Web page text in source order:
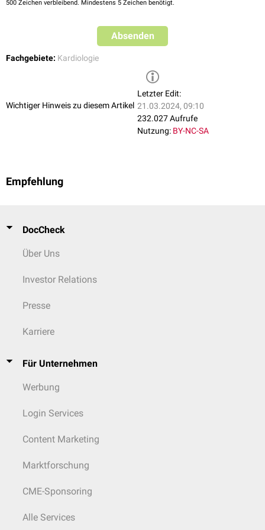
Knoten-Rhythmus ,Kammerersatzrhythmus)
500 Zeichen verbleibend. Mindestens 5 Zeichen benötigt.
Absenden
Fachgebiete: Kardiologie
Wichtiger Hinweis zu diesem Artikel
Letzter Edit:
21.03.2024, 09:10
232.027 Aufrufe
Nutzung: BY-NC-SA
Empfehlung
DocCheck
Über Uns
Investor Relations
Presse
Karriere
Für Unternehmen
Werbung
Login Services
Content Marketing
Marktforschung
CME-Sponsoring
Alle Services